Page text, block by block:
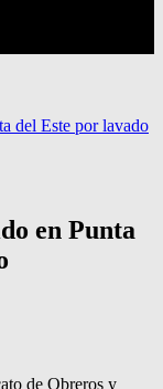
del Este por lavado
en Punta
de Obreros y